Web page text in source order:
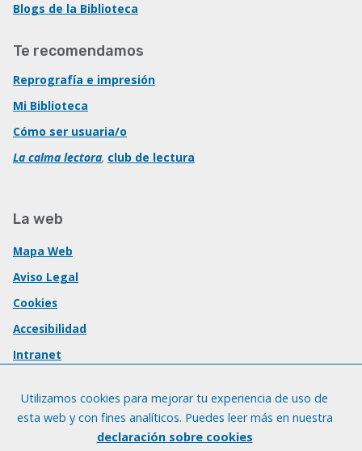
Blogs de la Biblioteca
Te recomendamos
Reprografía e impresión
Mi Biblioteca
Cómo ser usuaria/o
La calma lectora, club de lectura
La web
Mapa Web
Aviso Legal
Cookies
Accesibilidad
Intranet
Utilizamos cookies para mejorar tu experiencia de uso de
esta web y con fines analíticos. Puedes leer más en nuestra
declaración sobre cookies